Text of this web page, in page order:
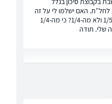
האם ישלמו לי על זה
אבטלה? ואם כן האם מתאריך ה-1/5 ולא מה-1/4? כי מה-1/4
שלי. תודה